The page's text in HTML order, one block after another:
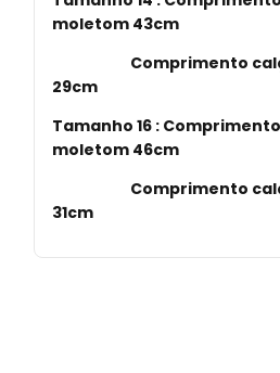
moletom 43cm
Comprimento calça
29cm
Tamanho 16 :
moletom 46cm
Comprimento calça
31cm